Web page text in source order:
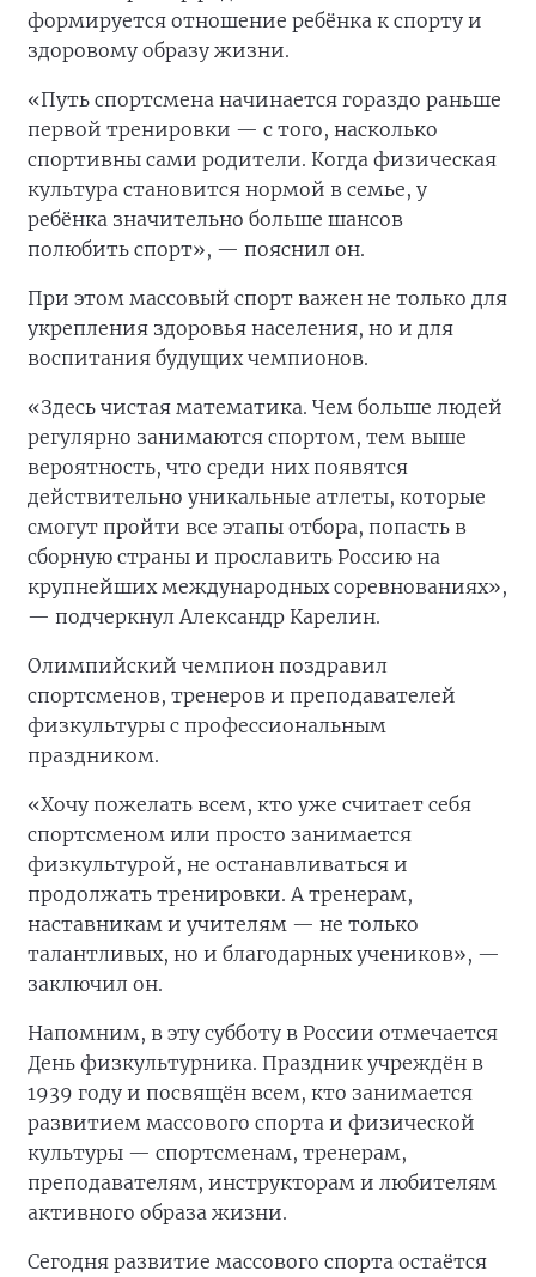
формируется отношение ребёнка к спорту и
здоровому образу жизни.
«Путь спортсмена начинается гораздо раньше
первой тренировки — с того, насколько
спортивны сами родители. Когда физическая
культура становится нормой в семье, у
ребёнка значительно больше шансов
полюбить спорт», — пояснил он.
При этом массовый спорт важен не только для
укрепления здоровья населения, но и для
воспитания будущих чемпионов.
«Здесь чистая математика. Чем больше людей
регулярно занимаются спортом, тем выше
вероятность, что среди них появятся
действительно уникальные атлеты, которые
смогут пройти все этапы отбора, попасть в
сборную страны и прославить Россию на
крупнейших международных соревнованиях»,
— подчеркнул Александр Карелин.
Олимпийский чемпион поздравил
спортсменов, тренеров и преподавателей
физкультуры с профессиональным
праздником.
«Хочу пожелать всем, кто уже считает себя
спортсменом или просто занимается
физкультурой, не останавливаться и
продолжать тренировки. А тренерам,
наставникам и учителям — не только
талантливых, но и благодарных учеников», —
заключил он.
Напомним, в эту субботу в России отмечается
День физкультурника. Праздник учреждён в
1939 году и посвящён всем, кто занимается
развитием массового спорта и физической
культуры — спортсменам, тренерам,
преподавателям, инструкторам и любителям
активного образа жизни.
Сегодня развитие массового спорта остаётся